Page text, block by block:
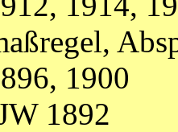
1900
1892